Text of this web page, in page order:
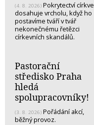
(4. 8. 2026) Pokrytectví církve
dosahuje vrcholu, když ho
postavíme tváří v tvář
nekonečnému řetězci
církevních skandálů.
Pastorační
středisko Praha
hledá
spolupracovníky!
(3. 8. 2026) Pořádání akcí,
běžný provoz.